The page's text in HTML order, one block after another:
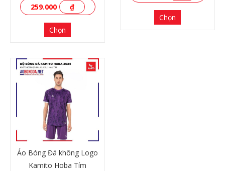
XEM THÊM
259.000
₫
Chọn
Chọn
Áo Bóng Đá không Logo
Kamito Hoba Tím